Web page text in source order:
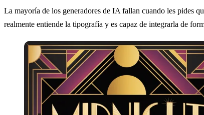
La mayoría de los generadores de IA fallan cuando les pides
realmente entiende la tipografía y es capaz de integrarla de